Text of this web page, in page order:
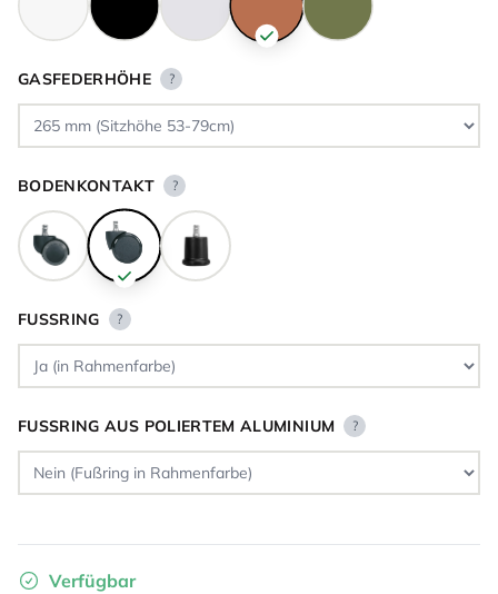
GASFEDERHÖHE ?
BODENKONTAKT ?
FUSSRING ?
FUSSRING AUS POLIERTEM ALUMINIUM ?
Verfügbar